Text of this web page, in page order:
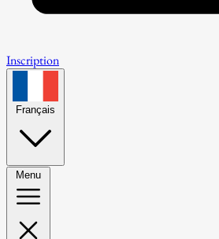
Inscription
Français
Menu